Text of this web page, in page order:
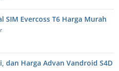
SIM Evercoss T6 Harga Murah
dan Harga Advan Vandroid S4D